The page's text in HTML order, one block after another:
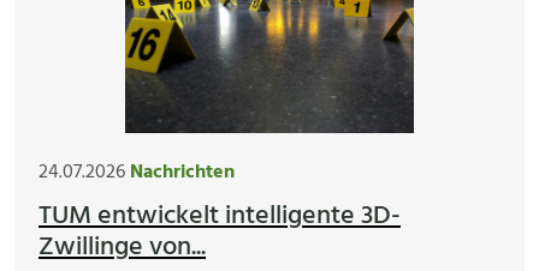
24.07.2026Nachrichten
TUM entwickelt intelligente 3D-
Zwillinge von...